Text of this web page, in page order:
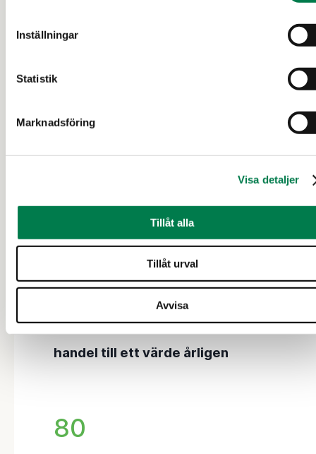
Inställningar
Statistik
Marknadsföring
Visa detaljer
Tillåt alla
Tillåt urval
Avvisa
26 000+
intresserade köpare
50 000+
hektar säljs årligen
200 M€+
handel till ett värde årligen
80